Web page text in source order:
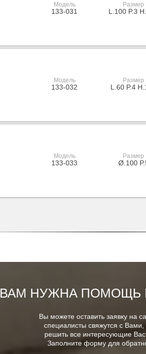
Модель
133-031
Размер
L.100 P.3
Модель
133-032
Размер
L.60 P.4
Модель
133-033
Размер
Ø.100
ВАМ НУЖНА ПОМОЩЬ
Вы можете оставить заявку на
специалисты свяжутся с Вами,
решить все интересующие Вас
Заполните форму для